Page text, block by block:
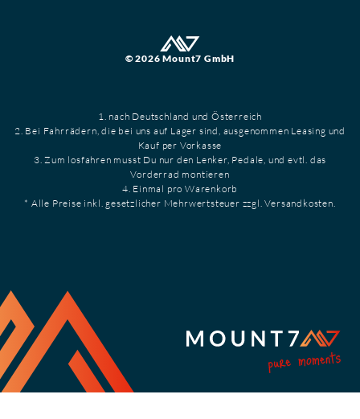
© 2026 Mount7 GmbH
1. nach Deutschland und Österreich
2. Bei Fahrrädern, die bei uns auf Lager sind, ausgenommen Leasing und
Kauf per Vorkasse
3. Zum losfahren musst Du nur den Lenker, Pedale, und evtl. das
Vorderrad montieren
4. Einmal pro Warenkorb
* Alle Preise inkl. gesetzlicher Mehrwertsteuer zzgl. Versandkosten.